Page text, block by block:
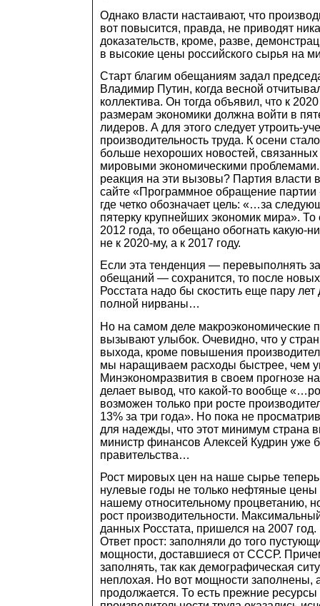
Однако власти настаивают, что
вот повысится, правда, не приводят
доказательств, кроме, разве,
в высокие цены российского сырья на
Старт благим обещаниям задал
Владимир Путин, когда весной
коллектива. Он тогда объявил, что к
размерам экономики должна войти в
лидеров. А для этого следует утроить-
производительность труда. К осени
больше нехороших новостей, связанных
мировыми экономическими
реакция на эти вызовы? Партия власти
сайте «Программное обращение
где четко обозначает цель: «…за
пятерку крупнейших экономик мира». То
2012 года, то обещано обогнать какую-
не к 2020-му, а к 2017 году.
Если эта тенденция — перевыполнять
обещаний — сохранится, то после
Росстата надо бы скостить еще пару
полной нирваны…
Но на самом деле макроэкономические
вызывают улыбок. Очевидно, что у
выхода, кроме повышения
мы наращиваем расходы быстрее, чем
Минэкономразвития в своем прогнозе
делает вывод, что какой-то вообще
возможен только при росте
13% за три года». Но пока не
для надежды, что этот минимум страна
министр финансов Алексей Кудрин уже
правительства…
Рост мировых цен на наше сырье
нулевые годы не только нефтяные цены
нашему относительному процветанию,
рост производительности.
данных Росстата, пришелся на 2007 год.
Ответ прост: заполняли до того
мощности, доставшиеся от СССР.
заполнять, так как демографическая
неплохая. Но вот мощности заполнены,
продолжается. То есть прежние ресурсы